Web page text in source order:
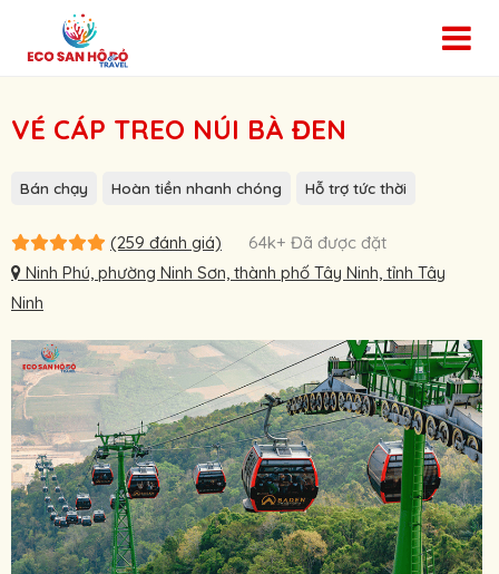
VÉ CÁP TREO NÚI BÀ ĐEN
Bán chạy Hoàn tiền nhanh chóng Hỗ trợ tức thời
(259 đánh giá)
64k+ Đã được đặt
Ninh Phú, phường Ninh Sơn, thành phố Tây Ninh, tỉnh Tây
Ninh